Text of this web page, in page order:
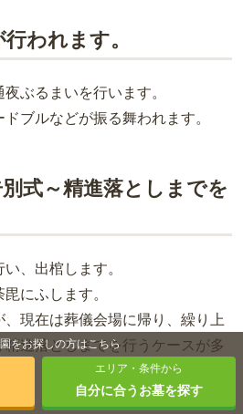
われます。
ぶるまいを行います。
ブルなどが振る舞われます。
式～精進落としまでを
、出棺します。
にふします。
現在は葬儀会場に帰り、繰り上
進落としまでを行うケースが多
をお探しの方はこちら
エリア・条件から
自分に合うお墓を探す